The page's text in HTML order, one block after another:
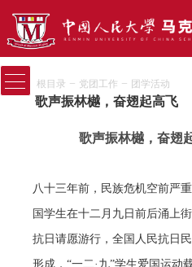
根目录 − 党团工作 − 团学活动
歌声振林樾，奋翅起高飞
歌声振林樾，奋翅
八十三年前，民族危机空前严
国学生在十二月九日前后涌上
抗日请愿游行，全国人民抗日
形成，“一二·九”学生爱国运动